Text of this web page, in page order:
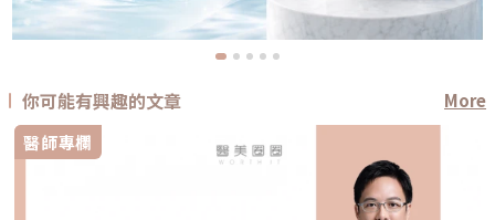
你可能有興趣的文章
More
醫師專欄